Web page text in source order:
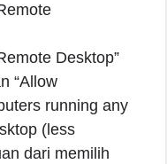
Desktop”
“Allow
running any
(less
dari memilih